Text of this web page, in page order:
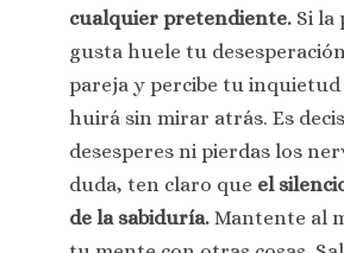
cualquier pretendiente.Si la
gusta huele tu
pareja y percibe tu
huirá sin mirar atrás. Es
desesperes ni pierdas los
duda, ten claro que el
de la sabiduría. Mantente al